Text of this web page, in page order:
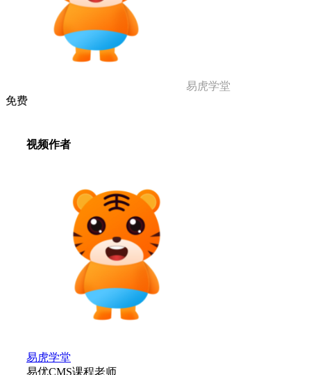
易虎学堂
免费
视频作者
易虎学堂
易优CMS课程老师